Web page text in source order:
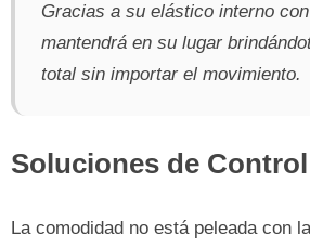
Gracias a su elástico interno
mantendrá en su lugar
total sin importar el movimiento.
Soluciones de
La comodidad no está peleada con